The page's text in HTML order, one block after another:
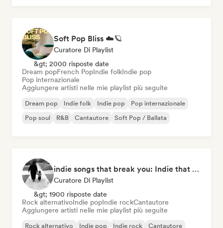
Soft Pop Bliss ☁️🪐
Curatore Di Playlist
&gt; 2000 risposte date
Dream popFrench PopIndie folkIndie pop
Pop internazionale
Aggiungere artisti nelle mie playlist più seguite
Dream pop Indie folk Indie pop
Pop internazionale
Pop soul
R&B Cantautore Soft Pop / Ballata
indie songs that break you: Indie that hits deep
Curatore Di Playlist
&gt; 1900 risposte date
Rock alternativoIndie popIndie rockCantautore
Aggiungere artisti nelle mie playlist più seguite
Rock alternativo Indie pop Indie rock Cantautore